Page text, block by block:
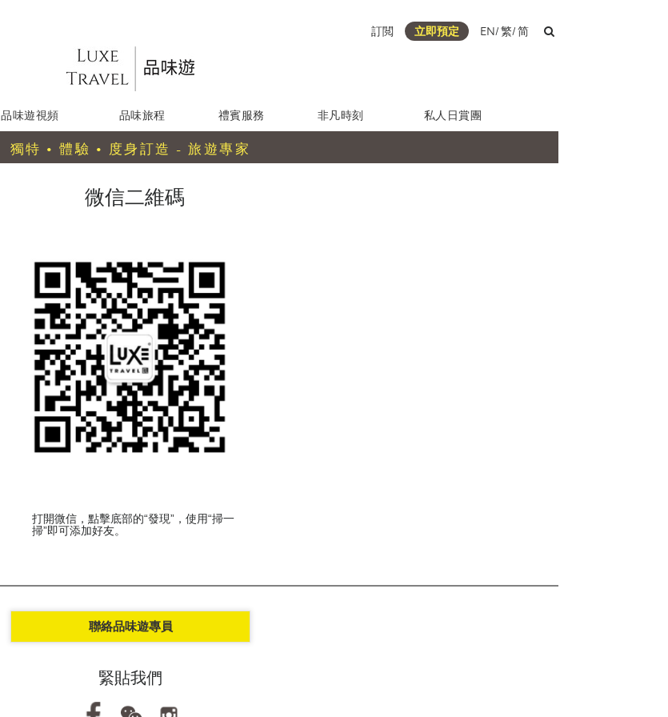
訂閲 立即預定 EN/繁/简
品味遊視頻 品味旅程 禮賓服務 非凡時刻 私人日賞團
獨特 • 體驗 • 度身訂造 - 旅遊專家
微信二維碼
打開微信，點擊底部的“發現”，使用“掃一
掃”即可添加好友。
聯絡品味遊專員
緊貼我們